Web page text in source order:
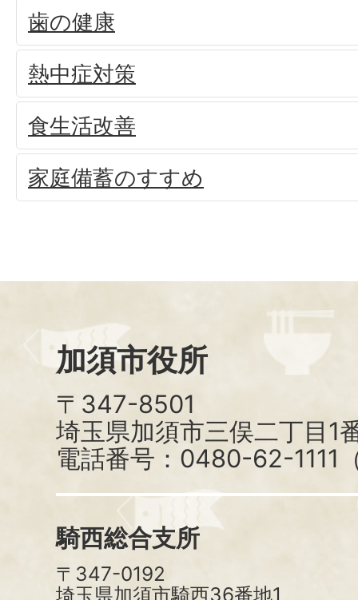
歯の健康
熱中症対策
食生活改善
家庭備蓄のすすめ
加須市役所
〒347-8501
埼玉県加須市三俣二丁目1
電話番号：0480-62-1111
騎西総合支所
〒347-0192
埼玉県加須市騎西36番地1